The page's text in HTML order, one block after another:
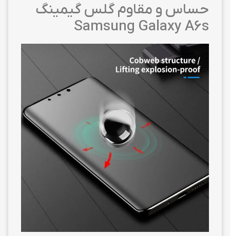
حساس و مقاوم گلس گیمینگ
Samsung Galaxy A6s